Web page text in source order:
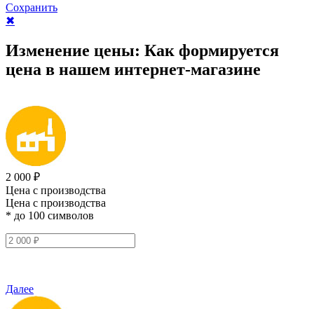
Сохранить
✖
Изменение цены: Как формируется
цена в нашем интернет-магазине
2 000 ₽
Цена с производства
Цена с производства
* до 100 символов
Далее